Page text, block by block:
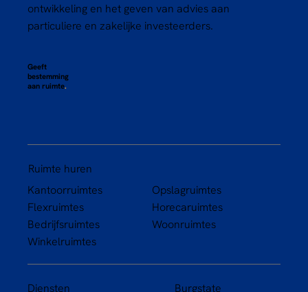
ontwikkeling en het geven van advies aan
particuliere en zakelijke investeerders.
Geeft
bestemming
aan ruimte.
Ruimte huren
Kantoorruimtes
Flexruimtes
Bedrijfsruimtes
Winkelruimtes
Opslagruimtes
Horecaruimtes
Woonruimtes
Diensten Burgstate